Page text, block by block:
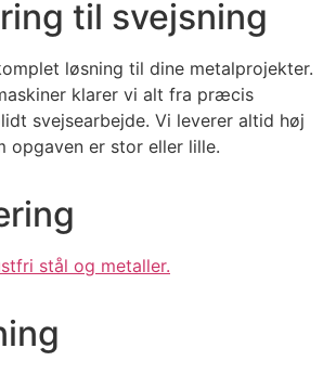
til svejsning
løsning til dine metalprojekter.
klarer vi alt fra præcis
svejsearbejde. Vi leverer altid høj
opgaven er stor eller lille.
stål og metaller.